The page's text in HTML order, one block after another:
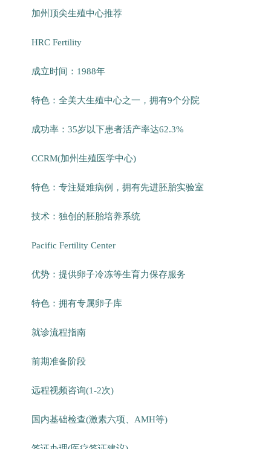
加州顶尖生殖中心推荐
HRC Fertility
成立时间：1988年
特色：全美大生殖中心之一，拥有9个分院
成功率：35岁以下患者活产率达62.3%
CCRM(加州生殖医学中心)
特色：专注疑难病例，拥有先进胚胎实验室
技术：独创的胚胎培养系统
Pacific Fertility Center
优势：提供卵子冷冻等生育力保存服务
特色：拥有专属卵子库
就诊流程指南
前期准备阶段
远程视频咨询(1-2次)
国内基础检查(激素六项、AMH等)